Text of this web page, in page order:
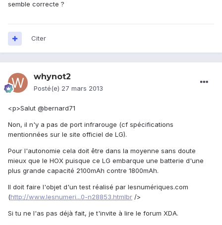
semble correcte ?
Citer
whynot2
Posté(e) 27 mars 2013
<p>Salut @bernard71
Non, il n'y a pas de port infrarouge (cf spécifications
mentionnées sur le site officiel de LG).
Pour l'autonomie cela doit être dans la moyenne sans doute
mieux que le HOX puisque ce LG embarque une batterie d'une
plus grande capacité 2100mAh contre 1800mAh.
Il doit faire l'objet d'un test réalisé par lesnumériques.com
(http://www.lesnumeri...0-n28853.htmlbr />
Si tu ne l'as pas déjà fait, je t'invite à lire le forum XDA.